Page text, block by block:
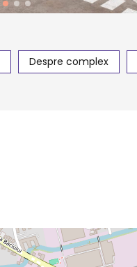
Despre complex